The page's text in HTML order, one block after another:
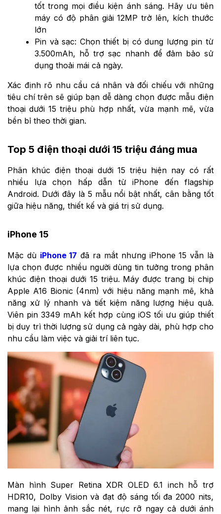
tốt trong mọi điều kiện ánh sáng. Hãy ưu tiên
máy có độ phân giải 12MP trở lên, kích thước
lớn
Pin và sạc: Chọn thiết bị có dung lượng pin từ
3.500mAh, hỗ trợ sạc nhanh để đảm bảo sử
dụng thoải mái cả ngày.
Xác định rõ nhu cầu cá nhân và đối chiếu với những
tiêu chí trên sẽ giúp bạn dễ dàng chọn được mẫu điện
thoại dưới 15 triệu phù hợp nhất, vừa mạnh mẽ, vừa
bền bỉ theo thời gian.
Top 5 điện thoại dưới 15 triệu đáng mua
Phân khúc điện thoại dưới 15 triệu hiện nay có rất
nhiều lựa chọn hấp dẫn từ iPhone đến flagship
Android. Dưới đây là 5 mẫu nổi bật nhất, cân bằng tốt
giữa hiệu năng, thiết kế và giá trị sử dụng.
iPhone 15
Mặc dù iPhone 17 đã ra mắt nhưng iPhone 15 vẫn là
lựa chọn được nhiều người dùng tin tưởng trong phân
khúc điện thoại dưới 15 triệu. Máy được trang bị chip
Apple A16 Bionic (4nm) với hiệu năng mạnh mẽ, khả
năng xử lý nhanh và tiết kiệm năng lượng hiệu quả.
Viên pin 3349 mAh kết hợp cùng iOS tối ưu giúp thiết
bị duy trì thời lượng sử dụng cả ngày dài, phù hợp cho
nhu cầu làm việc và giải trí liên tục.
Màn hình Super Retina XDR OLED 6.1 inch hỗ trợ
HDR10, Dolby Vision và đạt độ sáng tối đa 2000 nits,
mang lại hình ảnh sắc nét, rực rỡ ngay cả dưới ánh